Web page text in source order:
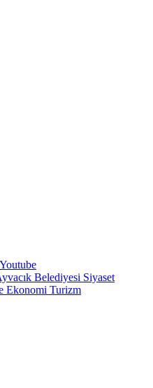
Youtube
Belediyesi Siyaset
Ekonomi Turizm